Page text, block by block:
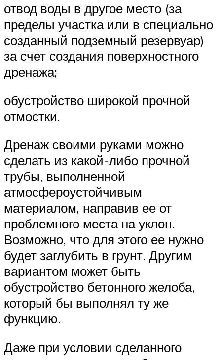
отвод воды в другое место (за
пределы участка или в специально
созданный подземный резервуар)
за счет создания поверхностного
дренажа;
обустройство широкой прочной
отмостки.
Дренаж своими руками можно
сделать из какой-либо прочной
трубы, выполненной
атмосфероустойчивым
материалом, направив ее от
проблемного места на уклон.
Возможно, что для этого ее нужно
будет заглубить в грунт. Другим
вариантом может быть
обустройство бетонного желоба,
который бы выполнял ту же
функцию.
Даже при условии сделанного